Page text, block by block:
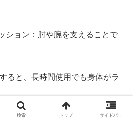
ション：肘や腕を支えることで
ると、長時間使用でも身体がラ
検索 トップ サイドバー